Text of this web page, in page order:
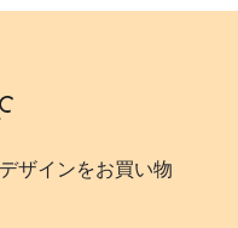
ザインをお買い物